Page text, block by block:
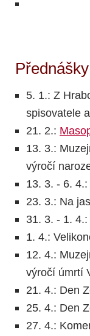
5. 1.: Z
spisovatele
21. 2.:
13. 3.:
výročí
13. 3. - 6.
23. 3.: Na
31. 3. - 1. 4.:
1. 4.:
12. 4.:
výročí úmrtí
21. 4.: Den
25. 4.: Den
27. 4.: